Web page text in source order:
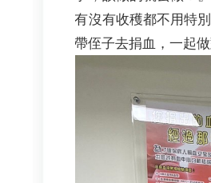
有沒有收穫都不用特
帶侄子去捐血，一起